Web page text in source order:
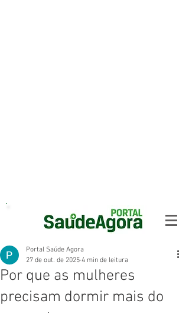
Por que as mulheres
precisam dormir mais do
Portal Saúde Agora
27 de out. de 2025 4 min de leitura